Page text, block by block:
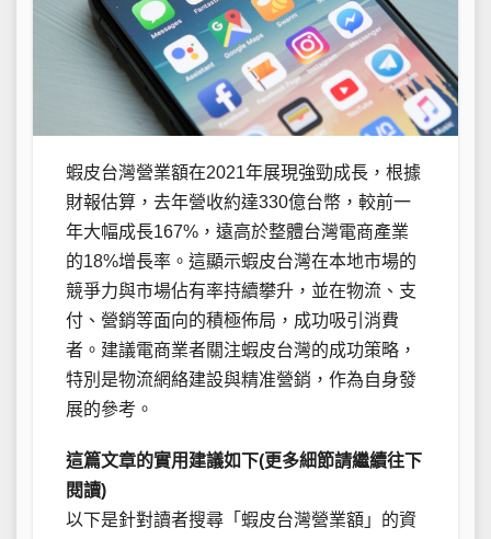
蝦皮台灣營業額在2021年展現強勁成長，根據
財報估算，去年營收約達330億台幣，較前一
年大幅成長167%，遠高於整體台灣電商產業
的18%增長率。這顯示蝦皮台灣在本地市場的
競爭力與市場佔有率持續攀升，並在物流、支
付、營銷等面向的積極佈局，成功吸引消費
者。建議電商業者關注蝦皮台灣的成功策略，
特別是物流網絡建設與精准營銷，作為自身發
展的參考。
這篇文章的實用建議如下(更多細節請繼續往下
閱讀)
以下是針對讀者搜尋「蝦皮台灣營業額」的資